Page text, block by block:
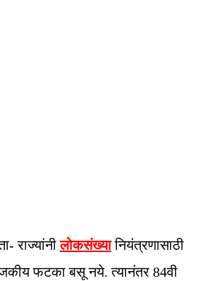
राज्यांनीलोकसंख्यानियंत्रणासाठी
फटका बसू नये. त्यानंतर 84वी